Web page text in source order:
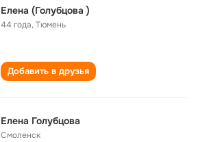
Елена (Голубцова )
44 года,Тюмень
Добавить в друзья
Елена Голубцова
Смоленск